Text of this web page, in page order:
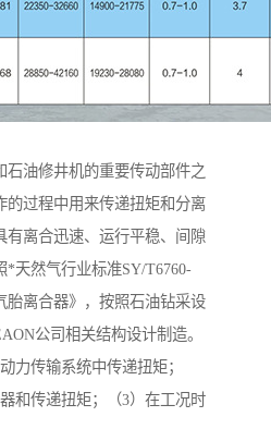
石油修井机的重要传动部件之
的过程中用来传递扭矩和分离
有离合迅速、运行平稳、间隙
*天然气行业标准SY/T6760-
胎离合器》，按照石油钻采设
公司相关结构设计制造。
力传输系统中传递扭矩；
和传递扭矩；（3）在工况时